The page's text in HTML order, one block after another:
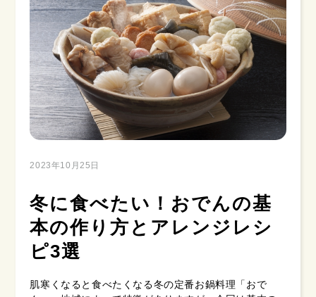
2023年10月25日
冬に食べたい！おでんの基
本の作り方とアレンジレシ
ピ3選
肌寒くなると食べたくなる冬の定番お鍋料理「おで